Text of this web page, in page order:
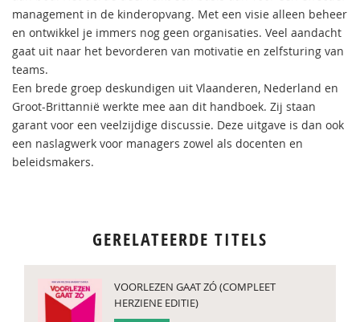
management in de kinderopvang. Met een visie alleen beheer
en ontwikkel je immers nog geen organisaties. Veel aandacht
gaat uit naar het bevorderen van motivatie en zelfsturing van
teams.
Een brede groep deskundigen uit Vlaanderen, Nederland en
Groot-Brittannië werkte mee aan dit handboek. Zij staan
garant voor een veelzijdige discussie. Deze uitgave is dan ook
een naslagwerk voor managers zowel als docenten en
beleidsmakers.
GERELATEERDE TITELS
VOORLEZEN GAAT ZÓ (COMPLEET
HERZIENE EDITIE)